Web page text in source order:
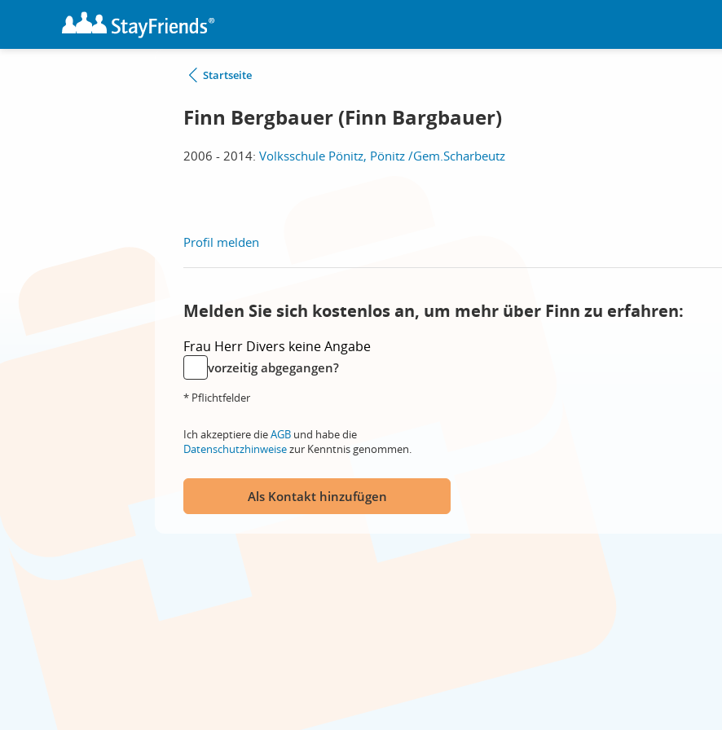
Startseite
Finn Bergbauer (Finn Bargbauer)
2006 - 2014: Volksschule Pönitz, Pönitz /Gem.Scharbeutz
Profil melden
Melden Sie sich kostenlos an, um mehr über Finn zu erfahren:
Frau Herr Divers keine Angabe
vorzeitig abgegangen?
* Pflichtfelder
Ich akzeptiere dieAGB und habe die
Datenschutzhinweisezur Kenntnis genommen.
Als Kontakt hinzufügen